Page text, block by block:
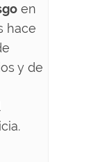
en
hace
y de